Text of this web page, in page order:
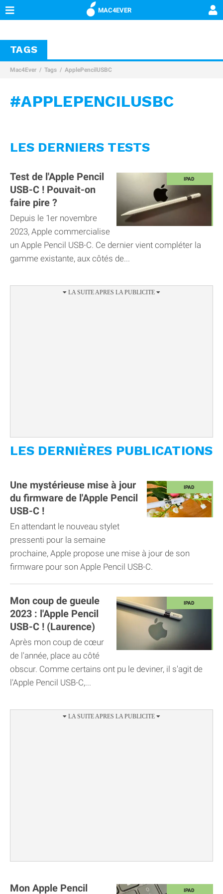
MAC4EVER
TAGS
Mac4Ever Tags ApplePencilUSBC
#APPLEPENCILUSBC
LES DERNIERS TESTS
Test de l'Apple Pencil
USB-C ! Pouvait-on
faire pire ?
Depuis le 1er novembre
2023, Apple commercialise
un Apple Pencil USB-C. Ce dernier vient compléter la
gamme existante, aux côtés de...
LES DERNIÈRES PUBLICATIONS
Une mystérieuse mise à jour
du firmware de l'Apple Pencil
USB-C !
En attendant le nouveau stylet
pressenti pour la semaine
prochaine, Apple propose une mise à jour de son
firmware pour son Apple Pencil USB-C.
Mon coup de gueule
2023 : l'Apple Pencil
USB-C ! (Laurence)
Après mon coup de cœur
de l'année, place au côté
obscur. Comme certains ont pu le deviner, il s'agit de
l'Apple Pencil USB-C,...
Mon Apple Pencil